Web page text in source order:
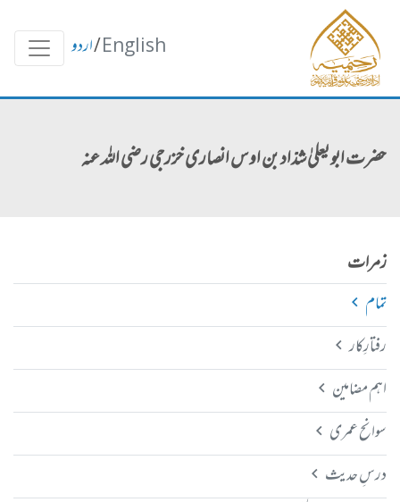
English
/اردو
حضرت ابو یعلیٰ شدّاد بن اوس انصاری خزرجی رضی اللہ عنہ
زمرات
تمام
رفتارِکار
اہم مضامین
سوانح عمری
درسِ حدیث